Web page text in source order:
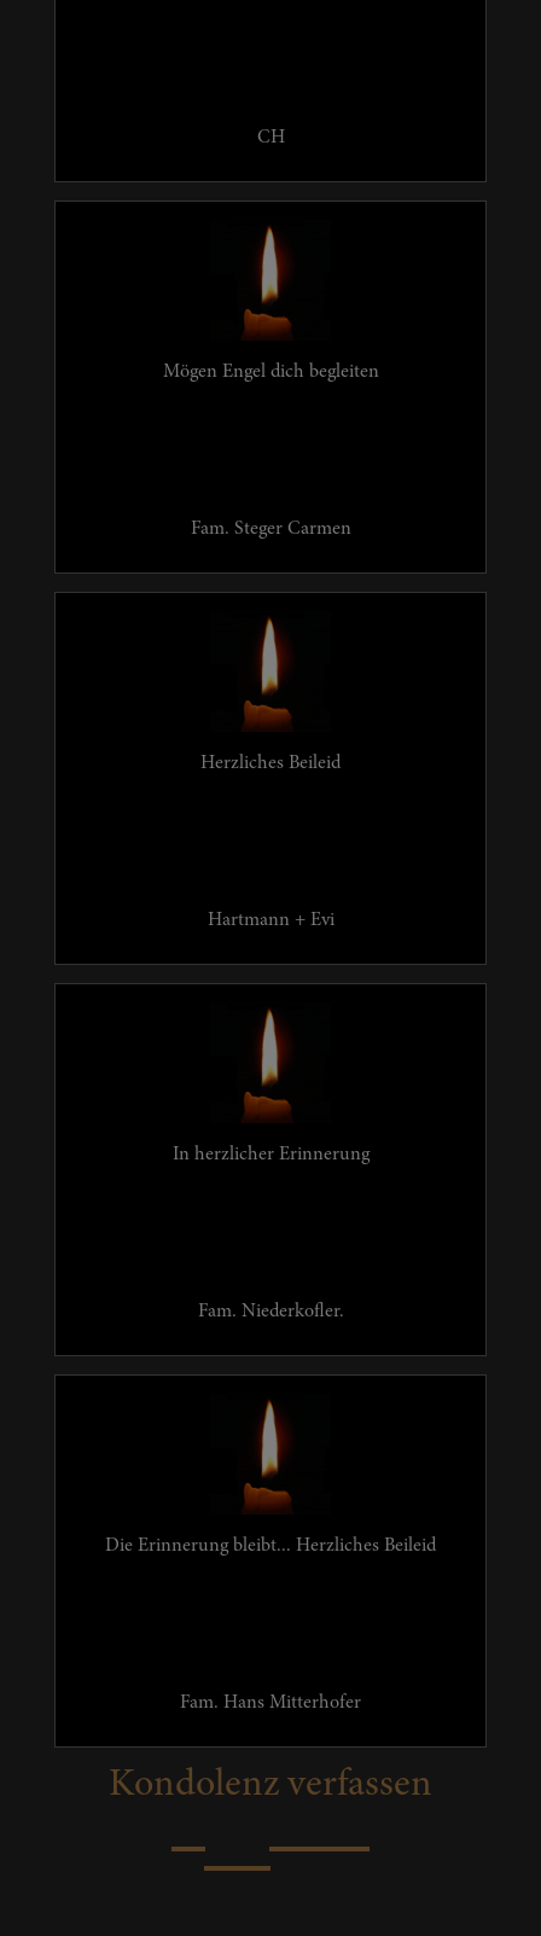
CH
Mögen Engel dich begleiten
Fam. Steger Carmen
Herzliches Beileid
Hartmann + Evi
In herzlicher Erinnerung
Fam. Niederkofler.
Die Erinnerung bleibt... Herzliches Beileid
Fam. Hans Mitterhofer
Kondolenz verfassen